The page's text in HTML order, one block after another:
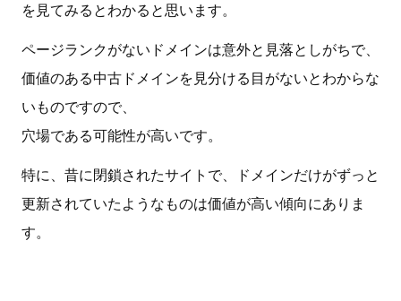
を見てみるとわかると思います。
ページランクがないドメインは意外と見落としがちで、
価値のある中古ドメインを見分ける目がないとわからな
いものですので、
穴場である可能性が高いです。
特に、昔に閉鎖されたサイトで、ドメインだけがずっと
更新されていたようなものは価値が高い傾向にありま
す。